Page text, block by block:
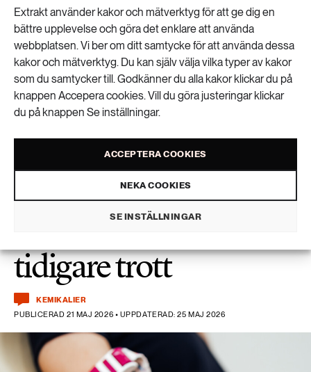
Extrakt använder kakor och mätverktyg för att ge dig en
bättre upplevelse och göra det enklare att använda
webbplatsen. Vi ber om ditt samtycke för att använda dessa
kakor och mätverktyg. Du kan själv välja vilka typer av kakor
som du samtycker till. Godkänner du alla kakor klickar du på
knappen Accepera cookies. Vill du göra justeringar klickar
du på knappen Se inställningar.
ACCEPTERA COOKIES
NEKA COOKIES
SE INSTÄLLNINGAR
Bly i ammunition hotar havsörnen
PFAS-exponeringen
kan vara större än
tidigare trott
KEMIKALIER
PUBLICERAD 21 MAJ 2026 • UPPDATERAD: 25 MAJ 2026